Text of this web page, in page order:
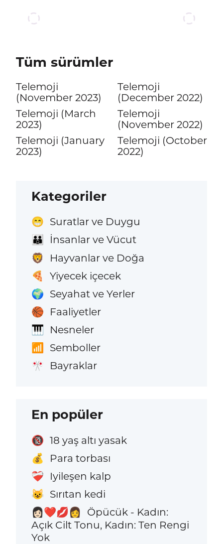
Tüm sürümler
Telemoji
(November 2023)
Telemoji (March
2023)
Telemoji (January
2023)
Telemoji
(December 2022)
Telemoji
(November 2022)
Telemoji (October
2022)
Kategoriler
😁 Suratlar ve Duygu
👪 İnsanlar ve Vücut
🦁 Hayvanlar ve Doğa
🍕 Yiyecek içecek
🌍 Seyahat ve Yerler
🏀 Faaliyetler
🎹 Nesneler
📶 Semboller
🎌 Bayraklar
En popüler
🔞 18 yaş altı yasak
💰 Para torbası
❤️‍🩹 Iyileşen kalp
😺 Sırıtan kedi
👩🏻‍❤️‍💋‍👩
Öpücük - Kadın:
Açık Cilt Tonu, Kadın: Ten Rengi
Yok